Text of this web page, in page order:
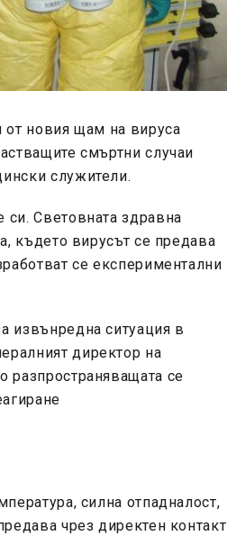
от новия щам на вируса
смъртни случаи
служители.
си. Световната здравна
където вирусът се предава
се експериментални
извънредна ситуация в
директор на
разпространяващата се
силна отпадналост,
чрез директен контакт